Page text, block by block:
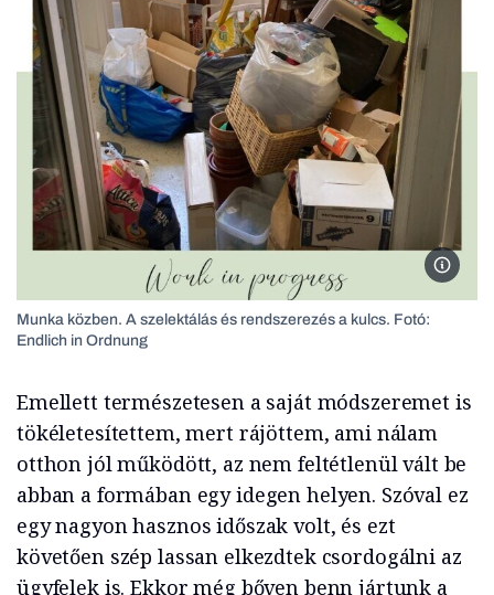
Munka közben. A szelektálás és rendszerezés a kulcs. Fotó:
Endlich in Ordnung
Emellett természetesen a saját módszeremet is
tökéletesítettem, mert rájöttem, ami nálam
otthon jól működött, az nem feltétlenül vált be
abban a formában egy idegen helyen. Szóval ez
egy nagyon hasznos időszak volt, és ezt
követően szép lassan elkezdtek csordogálni az
ügyfelek is. Ekkor még bőven benn jártunk a